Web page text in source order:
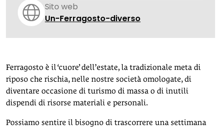
Sito web
Un-Ferragosto-diverso
Ferragosto è il ‘cuore’ dell’estate, la tradizionale meta di
riposo che rischia, nelle nostre società omologate, di
diventare occasione di turismo di massa o di inutili
dispendi di risorse materiali e personali.
Possiamo sentire il bisogno di trascorrere una settimana